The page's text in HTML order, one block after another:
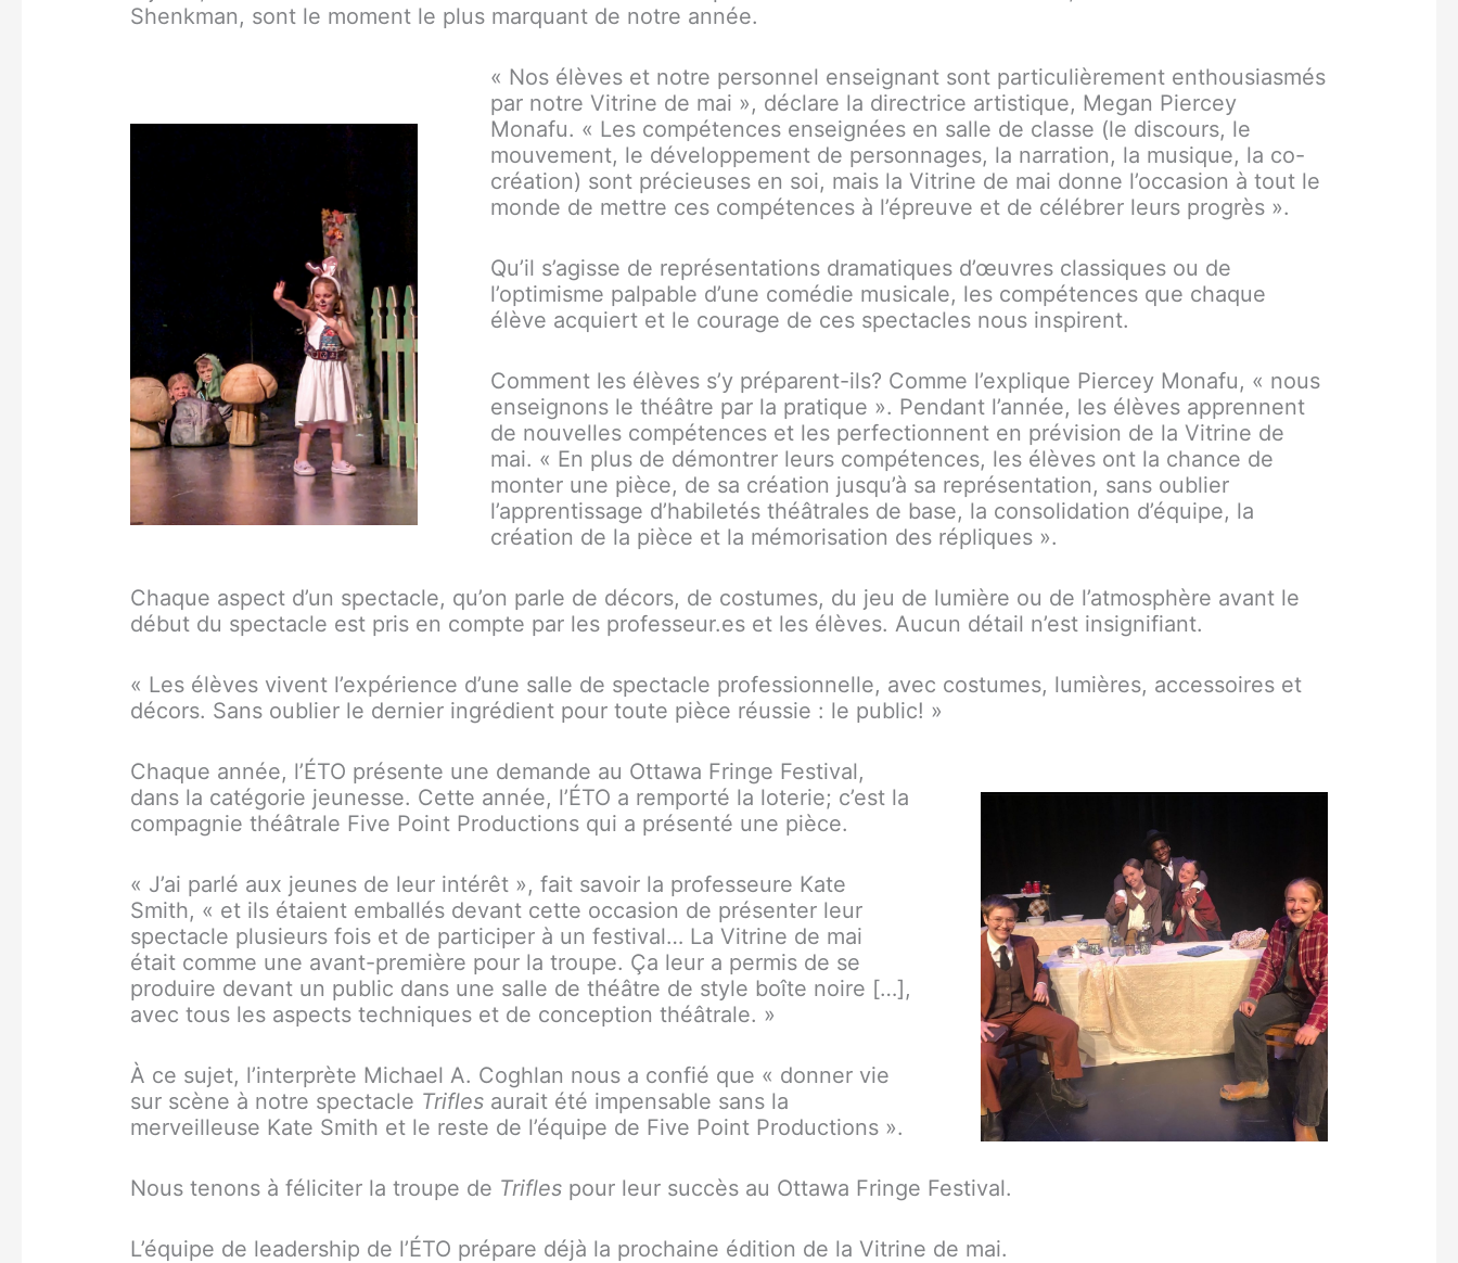
Shenkman, sont le moment le plus marquant de notre année.
« Nos élèves et notre personnel enseignant sont particulièrement enthousiasmés
par notre Vitrine de mai », déclare la directrice artistique, Megan Piercey
Monafu. « Les compétences enseignées en salle de classe (le discours, le
mouvement, le développement de personnages, la narration, la musique, la co-
création) sont précieuses en soi, mais la Vitrine de mai donne l’occasion à tout le
monde de mettre ces compétences à l’épreuve et de célébrer leurs progrès ».
Qu’il s’agisse de représentations dramatiques d’œuvres classiques ou de
l’optimisme palpable d’une comédie musicale, les compétences que chaque
élève acquiert et le courage de ces spectacles nous inspirent.
Comment les élèves s’y préparent-ils? Comme l’explique Piercey Monafu, « nous
enseignons le théâtre par la pratique ». Pendant l’année, les élèves apprennent
de nouvelles compétences et les perfectionnent en prévision de la Vitrine de
mai. « En plus de démontrer leurs compétences, les élèves ont la chance de
monter une pièce, de sa création jusqu’à sa représentation, sans oublier
l’apprentissage d’habiletés théâtrales de base, la consolidation d’équipe, la
création de la pièce et la mémorisation des répliques ».
Chaque aspect d’un spectacle, qu’on parle de décors, de costumes, du jeu de lumière ou de l’atmosphère avant le
début du spectacle est pris en compte par les professeur.es et les élèves. Aucun détail n’est insignifiant.
« Les élèves vivent l’expérience d’une salle de spectacle professionnelle, avec costumes, lumières, accessoires et
décors. Sans oublier le dernier ingrédient pour toute pièce réussie : le public! »
Chaque année, l’ÉTO présente une demande au Ottawa Fringe Festival,
dans la catégorie jeunesse. Cette année, l’ÉTO a remporté la loterie; c’est la
compagnie théâtrale Five Point Productions qui a présenté une pièce.
« J’ai parlé aux jeunes de leur intérêt », fait savoir la professeure Kate
Smith, « et ils étaient emballés devant cette occasion de présenter leur
spectacle plusieurs fois et de participer à un festival… La Vitrine de mai
était comme une avant-première pour la troupe. Ça leur a permis de se
produire devant un public dans une salle de théâtre de style boîte noire […],
avec tous les aspects techniques et de conception théâtrale. »
À ce sujet, l’interprète Michael A. Coghlan nous a confié que « donner vie
sur scène à notre spectacle Trifles aurait été impensable sans la
merveilleuse Kate Smith et le reste de l’équipe de Five Point Productions ».
Nous tenons à féliciter la troupe de Trifles pour leur succès au Ottawa Fringe Festival.
L’équipe de leadership de l’ÉTO prépare déjà la prochaine édition de la Vitrine de mai.